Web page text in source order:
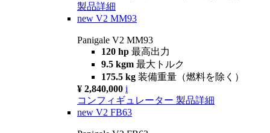
製品詳細
new V2 MM93
Panigale V2 MM93
120 hp 最高出力
9.5 kgm 最大トルク
175.5 kg 装備重量（燃料を除く）
¥ 2,840,000 i
コンフィギュレーター 製品詳細
new V2 FB63